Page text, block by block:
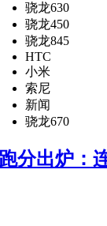
骁龙630
骁龙450
骁龙845
HTC
小米
索尼
新闻
骁龙670
分出炉：